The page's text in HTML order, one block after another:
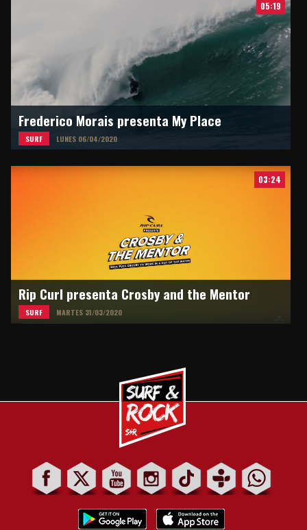
05:19
Frederico Morais presenta My Place
SURF LUNES 06/04/2020
03:24
Rip Curl presenta Crosby and the Mentor
SURF MARTES 31/03/2020